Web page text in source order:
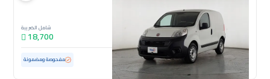
شامل الضريبة
18,700
مستعملة 133,293 كم مفحوصة ومضمونة